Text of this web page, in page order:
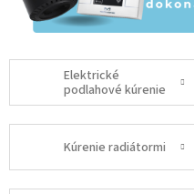
Elektrické
podlahové kúrenie
Kúrenie radiátormi